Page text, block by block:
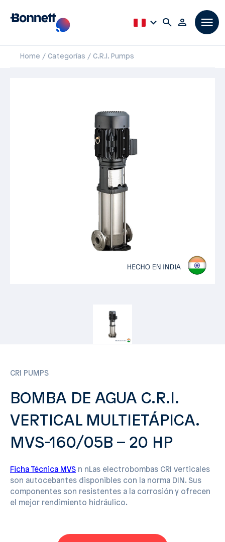
Home Categorías C.R.I. Pumps
CRI PUMPS
BOMBA DE AGUA C.R.I.
VERTICAL MULTIETÁPICA.
MVS-160/05B – 20 HP
Ficha Técnica MVS n nLas electrobombas CRI verticales
son autocebantes disponibles con la norma DIN. Sus
componentes son resistentes a la corrosión y ofrecen
el mejor rendimiento hidráulico.